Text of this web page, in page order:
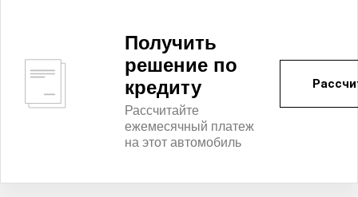
Получить
решение по
кредиту
Рассчитайте
ежемесячный платеж
на этот автомобиль